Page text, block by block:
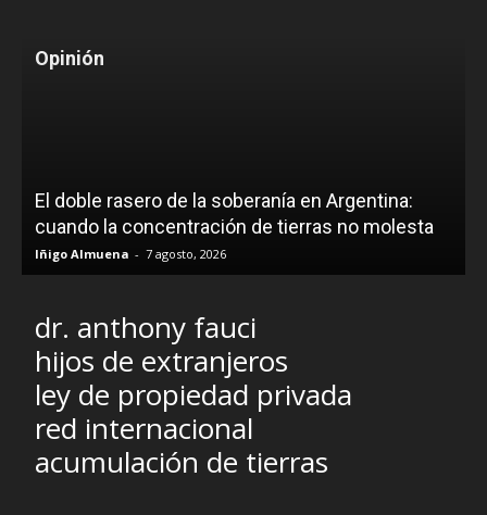
Opinión
El doble rasero de la soberanía en Argentina:
cuando la concentración de tierras no molesta
Iñigo Almuena - 7 agosto, 2026
dr. anthony fauci
hijos de extranjeros
ley de propiedad privada
red internacional
acumulación de tierras